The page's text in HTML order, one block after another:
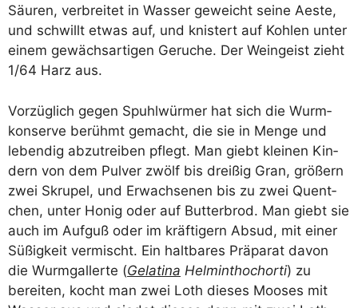
Säu­ren, ver­brei­tet in Was­ser geweicht sei­ne Aes­te,
und schwillt etwas auf, und knis­tert auf Koh­len unter
einem gewächs­ar­ti­gen Geru­che. Der Wein­geist zieht
1/​64 Harz aus.
Vor­züg­lich gegen Spuhl­wür­mer hat sich die Wurm­
kon­ser­ve berühmt gemacht, die sie in Men­ge und
leben­dig abzu­trei­ben pflegt. Man gie­bt klei­nen Kin­
dern von dem Pul­ver zwölf bis drei­ßig Gran, grö­ßern
zwei Skru­pel, und Erwach­se­nen bis zu zwei Quent­
chen, unter Honig oder auf But­ter­brod. Man gie­bt sie
auch im Auf­guß oder im kräf­ti­gern Absud, mit einer
Süßig­keit ver­mischt. Ein halt­ba­res Prä­pa­rat davon
die Wurm­gal­ler­te (Gela­ti­na Hel­m­in­thoch­or­ti) zu
berei­ten, kocht man zwei Loth die­ses Moo­ses mit